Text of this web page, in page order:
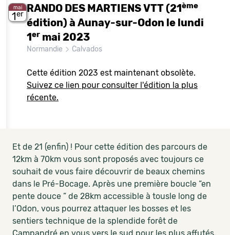
mai
1er RANDO DES MARTIENS VTT (21ème
édition) à Aunay-sur-Odon le lundi
1er mai 2023
Normandie Calvados
Cette édition 2023 est maintenant obsolète.
Suivez ce lien pour consulter l'édition la plus
récente.
Et de 21 (enfin) ! Pour cette édition des parcours de
12km à 70km vous sont proposés avec toujours ce
souhait de vous faire découvrir de beaux chemins
dans le Pré-Bocage. Après une première boucle “en
pente douce ” de 28km accessible à tousle long de
l’Odon, vous pourrez attaquer les bosses et les
sentiers technique de la splendide forêt de